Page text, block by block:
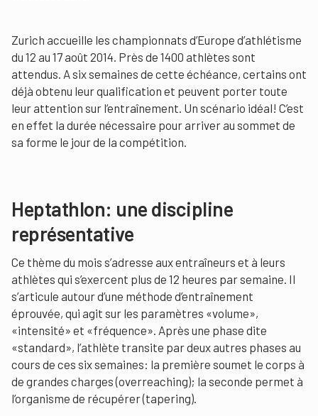
Zurich accueille les championnats d’Europe d’athlétisme
du 12 au 17 août 2014. Près de 1400 athlètes sont
attendus. A six semaines de cette échéance, certains ont
déjà obtenu leur qualification et peuvent porter toute
leur attention sur l’entraînement. Un scénario idéal! C’est
en effet la durée nécessaire pour arriver au sommet de
sa forme le jour de la compétition.
Heptathlon: une discipline
représentative
Ce thème du mois s’adresse aux entraîneurs et à leurs
athlètes qui s’exercent plus de 12 heures par semaine. Il
s’articule autour d’une méthode d’entraînement
éprouvée, qui agit sur les paramètres «volume»,
«intensité» et «fréquence». Après une phase dite
«standard», l’athlète transite par deux autres phases au
cours de ces six semaines: la première soumet le corps à
de grandes charges (overreaching); la seconde permet à
l’organisme de récupérer (tapering).